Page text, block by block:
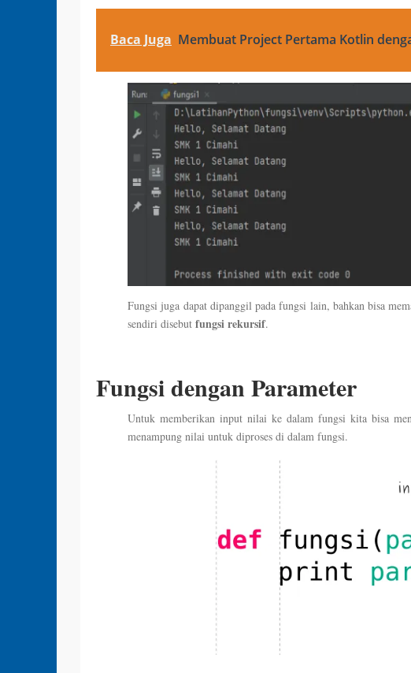
Baca Juga Membuat Project Pertama Kotlin
Fungsi juga dapat dipanggil pada fungsi lain, bahkan bisa
sendiri disebut fungsi rekursif.
Fungsi dengan Parameter
Untuk memberikan input nilai ke dalam fungsi kita bisa
menampung nilai untuk diproses di dalam fungsi.